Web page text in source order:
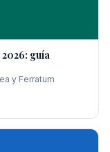
2026: guía
y Ferratum